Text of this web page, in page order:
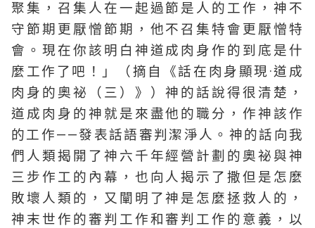
聚集，召集人在一起過節是人的工作，神不
守節期更厭憎節期，他不召集特會更厭憎特
會。現在你該明白神道成肉身作的到底是什
麼工作了吧！」（摘自《話在肉身顯現·道成
肉身的奧祕（三）》）神的話說得很清楚，
道成肉身的神就是來盡他的職分，作神該作
的工作——發表話語審判潔淨人。神的話向我
們人類揭開了神六千年經營計劃的奧祕與神
三步作工的內幕，也向人揭示了撒但是怎麼
敗壞人類的，又闡明了神是怎麼拯救人的，
神末世作的審判工作和審判工作的意義，以